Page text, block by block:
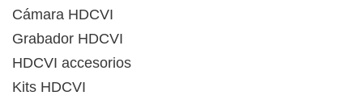
Cámara HDCVI
Grabador HDCVI
HDCVI accesorios
Kits HDCVI